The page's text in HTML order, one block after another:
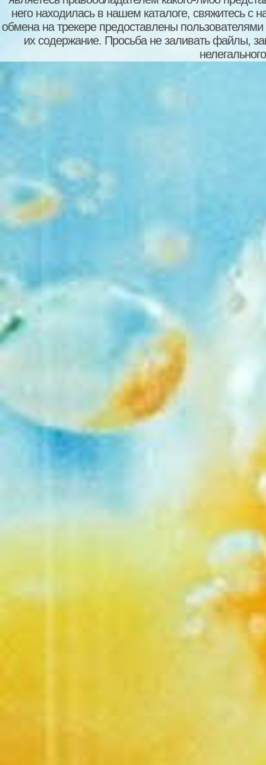
него находилась в нашем каталоге, свяжитесь
обмена на трекере предоставлены пользователями
их содержание. Просьба не заливать файлы,